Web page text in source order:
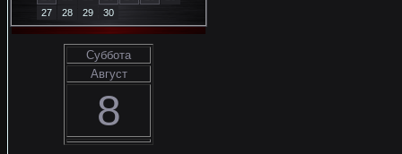
27
28 29 30
Суббота
Август
8